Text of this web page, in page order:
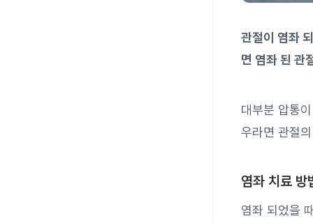
관절이 염좌
면 염좌 된 관
대부분 압통
우라면 관절
염좌 치료 방
염좌 되었을